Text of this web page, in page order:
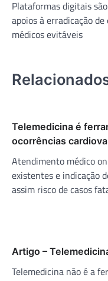
de
Post
Plataformas digitais são
apoios à erradicação de
médicos evitáveis
Telemedicina é
ocorrências
Atendimento médico
existentes e indicação
assim risco de casos
Artigo –
Telemedicina não é a